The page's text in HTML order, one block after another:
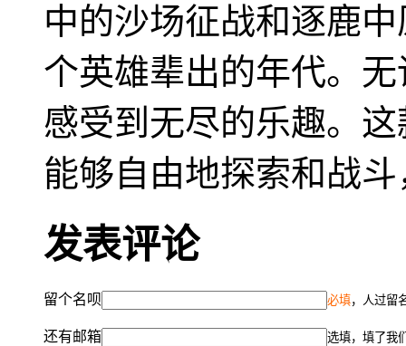
中的沙场征战和逐鹿
个英雄辈出的年代。
感受到无尽的乐趣。
能够自由地探索和战
发表评论
留个名呗 必填，人过留
还有邮箱 选填，填了我